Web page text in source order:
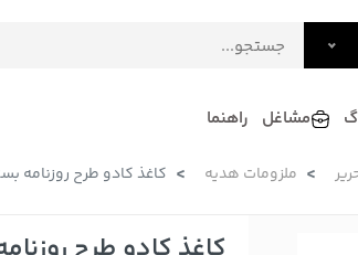
فرآورده های لبنی
دکوراسیون داخلی و
مشاغل راهنما
ملزومات هدیه کاغذ کادو طرح روزنامه بسته 1